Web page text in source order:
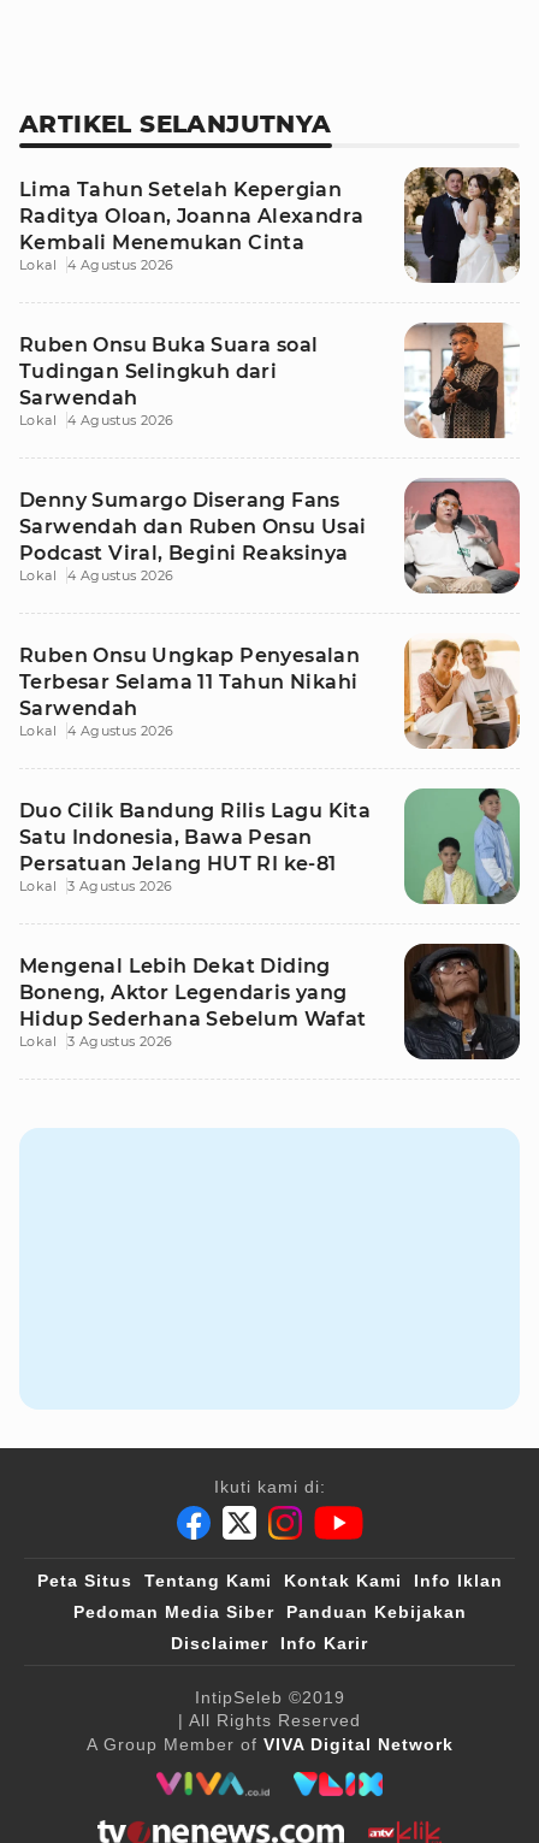
ARTIKEL SELANJUTNYA
Lima Tahun Setelah Kepergian
Raditya Oloan, Joanna Alexandra
Kembali Menemukan Cinta
Lokal 4 Agustus 2026
Ruben Onsu Buka Suara soal
Tudingan Selingkuh dari
Sarwendah
Lokal 4 Agustus 2026
Denny Sumargo Diserang Fans
Sarwendah dan Ruben Onsu Usai
Podcast Viral, Begini Reaksinya
Lokal 4 Agustus 2026
Ruben Onsu Ungkap Penyesalan
Terbesar Selama 11 Tahun Nikahi
Sarwendah
Lokal 4 Agustus 2026
Duo Cilik Bandung Rilis Lagu Kita
Satu Indonesia, Bawa Pesan
Persatuan Jelang HUT RI ke-81
Lokal 3 Agustus 2026
Mengenal Lebih Dekat Diding
Boneng, Aktor Legendaris yang
Hidup Sederhana Sebelum Wafat
Lokal 3 Agustus 2026
Ikuti kami di:
Peta Situs Tentang Kami Kontak Kami
Info Iklan
Pedoman Media Siber
Panduan Kebijakan
Disclaimer
Info Karir
IntipSeleb ©2019
| All Rights Reserved
A Group Member of VIVA Digital Network